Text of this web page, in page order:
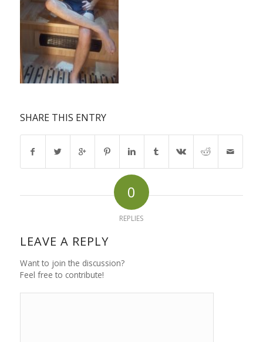
SHARE THIS ENTRY
0
REPLIES
LEAVE A REPLY
Want to join the discussion?
Feel free to contribute!